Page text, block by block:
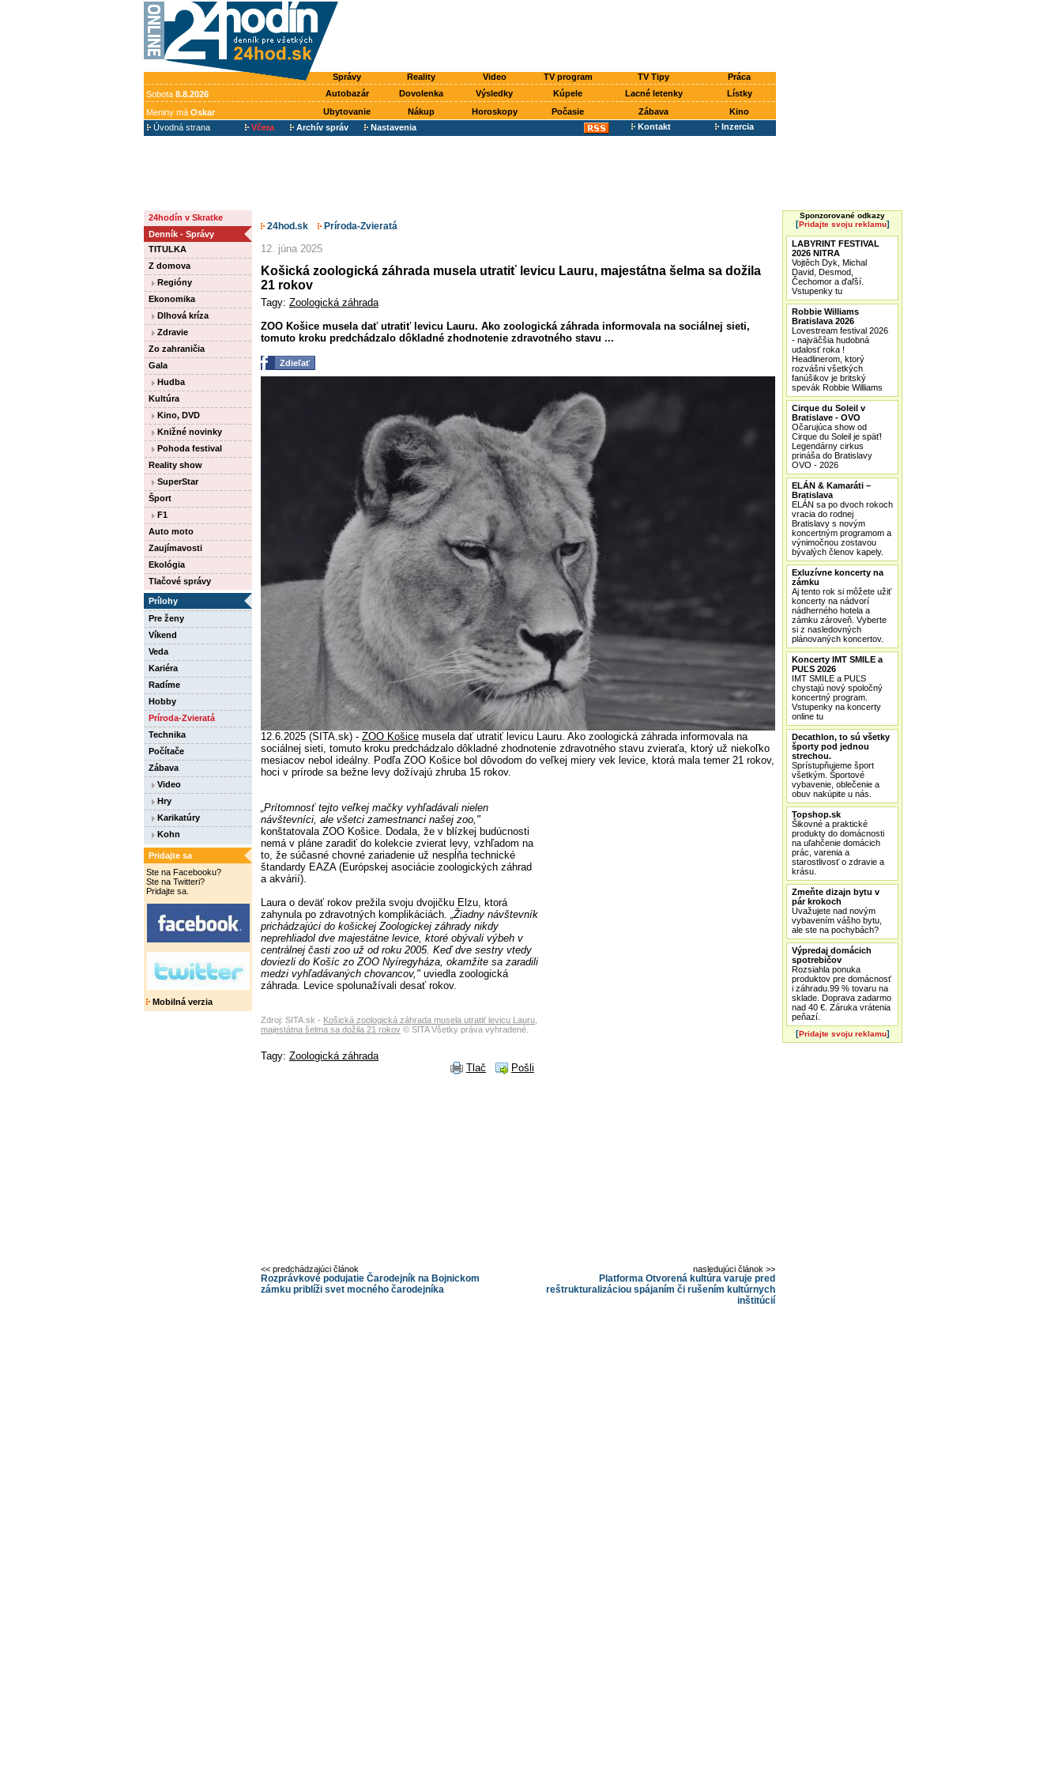
Správy Reality Video TV program TV Tipy
Práca
Sobota 8.8.2026 Autobazár Dovolenka Výsledky Kúpele Lacné letenky
Lístky
Meniny má Oskar Ubytovanie Nákup Horoskopy Počasie Zábava
Kino
Úvodná strana
Včera Archív správ Nastavenia Kontakt Inzercia
24hodín v Skratke
Denník - Správy
TITULKA
Z domova
Regióny
Ekonomika
Dlhová kríza
Zdravie
Zo zahraničia
Gala
Hudba
Kultúra
Kino, DVD
Knižné novinky
Pohoda festival
Reality show
SuperStar
Šport
F1
Auto moto
Zaujímavosti
Ekológia
Tlačové správy
Prílohy
Pre ženy
Víkend
Veda
Kariéra
Radíme
Hobby
Príroda-Zvieratá
Technika
Počítače
Zábava
Video
Hry
Karikatúry
Kohn
Pridajte sa
Ste na Facebooku?
Ste na Twitteri?
Pridajte sa.
Mobilná verzia
24hod.sk Príroda-Zvieratá
12. júna 2025
Košická zoologická záhrada musela utratiť levicu Lauru, majestátna šelma sa dožila
21 rokov
Tagy: Zoologická záhrada
ZOO Košice musela dať utratiť levicu Lauru. Ako zoologická záhrada informovala na sociálnej sieti,
tomuto kroku predchádzalo dôkladné zhodnotenie zdravotného stavu ...
Zdieľať
12.6.2025 (SITA.sk) - ZOO Košice musela dať utratiť levicu Lauru. Ako zoologická záhrada informovala na
sociálnej sieti, tomuto kroku predchádzalo dôkladné zhodnotenie zdravotného stavu zvieraťa, ktorý už niekoľko
mesiacov nebol ideálny. Podľa ZOO Košice bol dôvodom do veľkej miery vek levice, ktorá mala temer 21 rokov,
hoci v prírode sa bežne levy dožívajú zhruba 15 rokov.
„Prítomnosť tejto veľkej mačky vyhľadávali nielen
návštevníci, ale všetci zamestnanci našej zoo,"
konštatovala ZOO Košice. Dodala, že v blízkej budúcnosti
nemá v pláne zaradiť do kolekcie zvierat levy, vzhľadom na
to, že súčasné chovné zariadenie už nespĺňa technické
štandardy EAZA (Európskej asociácie zoologických záhrad
a akvárií).
Laura o deväť rokov prežila svoju dvojičku Elzu, ktorá
zahynula po zdravotných komplikáciách. „Žiadny návštevník
prichádzajúci do košickej Zoologickej záhrady nikdy
neprehliadol dve majestátne levice, ktoré obývali výbeh v
centrálnej časti zoo už od roku 2005. Keď dve sestry vtedy
doviezli do Košíc zo ZOO Nyíregyháza, okamžite sa zaradili
medzi vyhľadávaných chovancov," uviedla zoologická
záhrada. Levice spolunažívali desať rokov.
Zdroj: SITA.sk - Košická zoologická záhrada musela utratiť levicu Lauru,
majestátna šelma sa dožila 21 rokov © SITA Všetky práva vyhradené.
Tagy: Zoologická záhrada
Tlač
Pošli
nasledujúci článok >>
Platforma Otvorená kultúra varuje pred
reštrukturalizáciou spájaním či rušením kultúrnych
inštitúcií
<< predchádzajúci článok
Rozprávkové podujatie Čarodejník na Bojnickom
zámku priblíži svet mocného čarodejníka
Sponzorované odkazy
[Pridajte svoju reklamu]
LABYRINT FESTIVAL
2026 NITRA
Vojtěch Dyk, Michal
David, Desmod,
Čechomor a ďaľší.
Vstupenky tu
Robbie Williams
Bratislava 2026
Lovestream festival 2026
- najväčšia hudobná
udalosť roka !
Headlinerom, ktorý
rozvášni všetkých
fanúšikov je britský
spevák Robbie Williams
Cirque du Soleil v
Bratislave - OVO
Očarujúca show od
Cirque du Soleil je späť!
Legendárny cirkus
prináša do Bratislavy
OVO - 2026
ELÁN & Kamaráti –
Bratislava
ELÁN sa po dvoch rokoch
vracia do rodnej
Bratislavy s novým
koncertným programom a
výnimočnou zostavou
bývalých členov kapely.
Exluzívne koncerty na
zámku
Aj tento rok si môžete užiť
koncerty na nádvorí
nádherného hotela a
zámku zároveň. Vyberte
si z nasledovných
plánovaných koncertov.
Koncerty IMT SMILE a
PUĽS 2026
IMT SMILE a PUĽS
chystajú nový spoločný
koncertný program.
Vstupenky na koncerty
online tu
Decathlon, to sú všetky
športy pod jednou
strechou.
Sprístupňujeme šport
všetkým. Športové
vybavenie, oblečenie a
obuv nakúpite u nás.
Topshop.sk
Šikovné a praktické
produkty do domácnosti
na uľahčenie domácich
prác, varenia a
starostlivosť o zdravie a
krásu.
Zmeňte dizajn bytu v
pár krokoch
Uvažujete nad novým
vybavením vášho bytu,
ale ste na pochybách?
Výpredaj domácich
spotrebičov
Rozsiahla ponuka
produktov pre domácnosť
i záhradu.99 % tovaru na
sklade. Doprava zadarmo
nad 40 €. Záruka vrátenia
peňazí.
[Pridajte svoju reklamu]